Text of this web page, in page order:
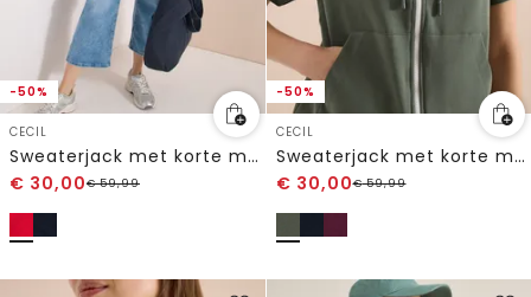
-50%
CECIL
Sweaterjack met korte mouwen en capuchon
€ 30,00€59,99
-50%
CECIL
Sweaterjack met korte mouwen en ritssluiting
€ 30,00€59,99